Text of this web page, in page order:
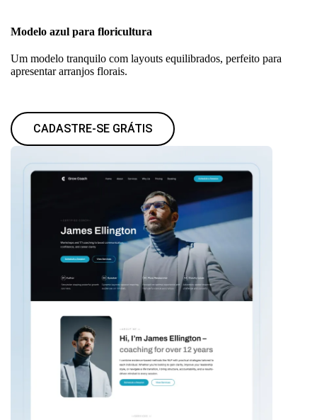
Modelo azul para floricultura
Um modelo tranquilo com layouts equilibrados, perfeito para
apresentar arranjos florais.
CADASTRE-SE GRÁTIS